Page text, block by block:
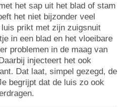
het sap uit het blad of stam
het niet bijzonder veel
prikt met zijn zuigsnuit
in een blad en het vloeibare
problemen in de maag van
injecteert het ook
Dat laat, simpel gezegd, de
begrijpt dat de luis zo ook